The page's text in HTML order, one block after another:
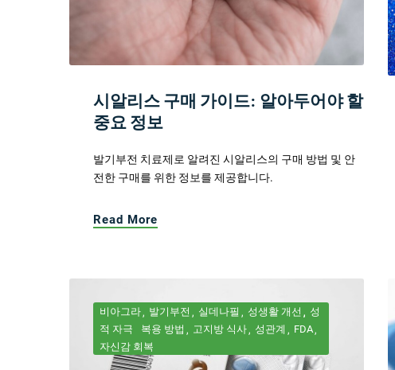
시알리스 구매 가이드: 알아두어야 할
중요 정보
발기부전 치료제로 알려진 시알리스의 구매 방법 및 안
전한 구매를 위한 정보를 제공합니다.
Read More
비아그라 발기부전 실데나필 성생활 개선
성
적 자극
복용 방법 고지방 식사 성관계
FDA
자신감 회복